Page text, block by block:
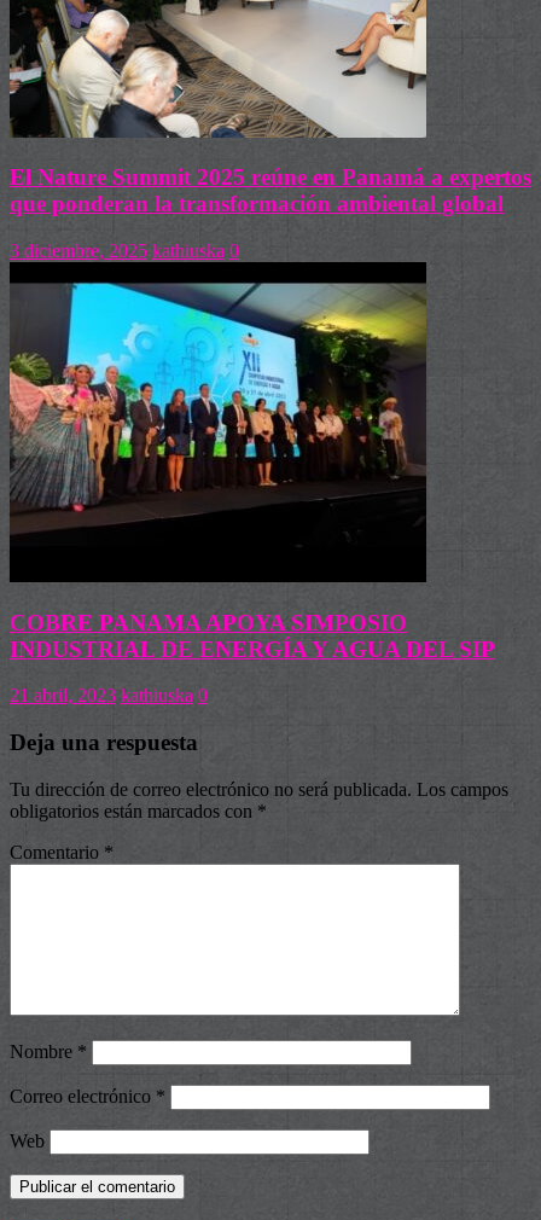
El Nature Summit 2025 reúne en Panamá a expertos
que ponderan la transformación ambiental global
3 diciembre, 2025 kathiuska 0
COBRE PANAMA APOYA SIMPOSIO
INDUSTRIAL DE ENERGÍA Y AGUA DEL SIP
21 abril, 2023 kathiuska 0
Deja una respuesta
Tu dirección de correo electrónico no será publicada. Los campos
obligatorios están marcados con *
Comentario *
Nombre *
Correo electrónico *
Web